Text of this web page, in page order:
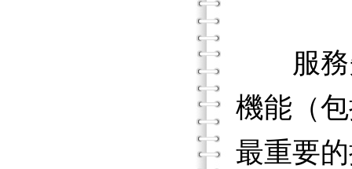
服務失
機能（
最重要